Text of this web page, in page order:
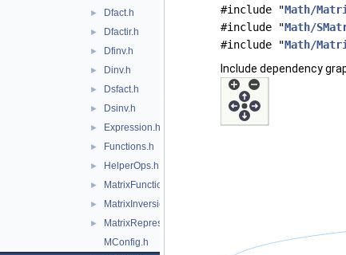
► Dfact.h
► Dfactir.h
► Dfinv.h
► Dinv.h
► Dsfact.h
► Dsinv.h
► Expression.h
► Functions.h
► HelperOps.h
► MatrixFunctions.h
► MatrixInversion.icc
►
MatrixRepresentationsStatic.h
MConfig.h
#include "Math/
#include "Math/
#include "Math/
Include dependency